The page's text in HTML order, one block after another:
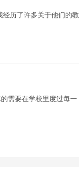
历了许多关于他们的教
需要在学校里度过每一